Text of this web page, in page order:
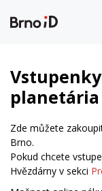
Zde můžete
Brno.
Pokud chcete
Hvězdárny v sekci